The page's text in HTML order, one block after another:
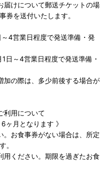
けについて郵送チケットの場
券を送付いたします。
4営業日程度で発送準備・発
日～4営業日程度で発送準備・
加の際は、多少前後する場合が
利用について
ヶ月となります 》
お食事券がない場合は、所定
。
ください。期限を過ぎたお食